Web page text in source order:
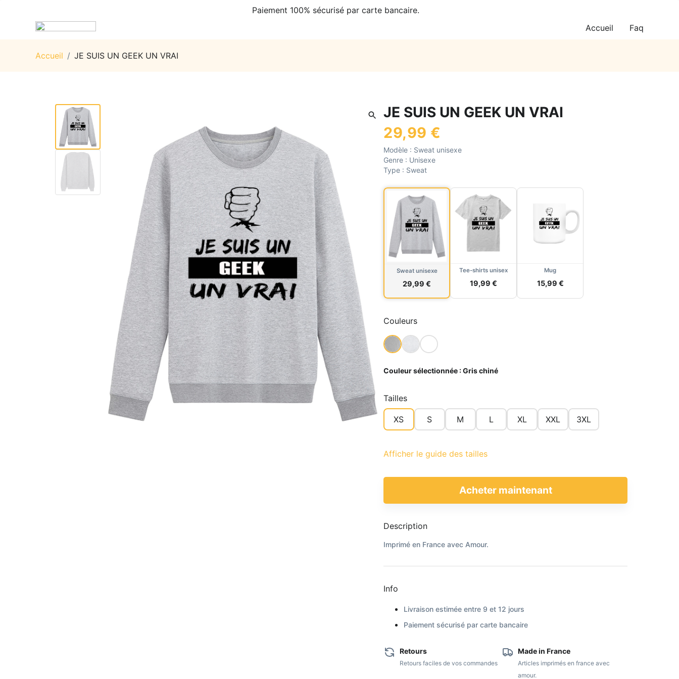
Paiement 100% sécurisé par carte bancaire.
Accueil
Faq
Accueil / JE SUIS UN GEEK UN VRAI
JE SUIS UN GEEK UN VRAI
29,99 €
Modèle : Sweat unisexe
Genre : Unisexe
Type : Sweat
Sweat unisexe
29,99 €
Tee-shirts unisex
19,99 €
Mug
15,99 €
Couleurs
Couleur sélectionnée :Gris chiné
Tailles
XS S M L XL XXL 3XL
Afficher le guide des tailles
Acheter maintenant
Description
Imprimé en France avec Amour.
Info
Livraison estimée entre 9 et 12 jours
Paiement sécurisé par carte bancaire
Retours
Retours faciles de vos commandes
Made in France
Articles imprimés en france avec
amour.